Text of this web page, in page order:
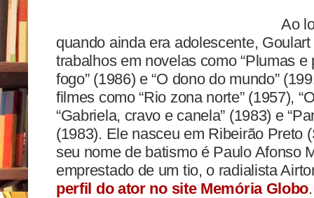
Ao
quando ainda era adolescente,
trabalhos em novelas como “Plumas e
fogo” (1986) e “O dono do mundo”
filmes como “Rio zona norte” (1957),
“Gabriela, cravo e canela” (1983) e
(1983). Ele nasceu em Ribeirão Preto
seu nome de batismo é Paulo Afonso
emprestado de um tio, o radialista
perfil do ator no site Memória Globo.